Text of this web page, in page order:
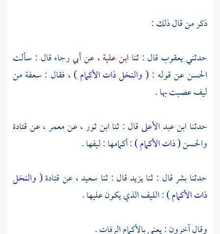
ذكر من قال ذلك :
حدثنييعقوب قال : ثنا ابن علية، عنأبي رجاءقال : سألت
الحسنعن قوله : (والنخل ذات الأكمام) ، فقال : سعفة من
ليف عصبت بها .
حدثنا ابن عبد الأعلىقال : ثناابن ثور، عنمعمر، عنقتادة
والحسن(ذات الأكمام) : أكمامها : ليفها .
حدثنابشرقال : ثنايزيدقال : ثنا سعيد، عنقتادة(والنخل
ذات الأكمام) : الليف الذي يكون عليها .
وقال آخرون : يعني بالأكمام الرفات .